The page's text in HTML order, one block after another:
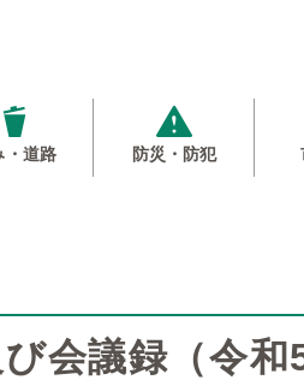
・道路 防災・防犯
会議録（令和